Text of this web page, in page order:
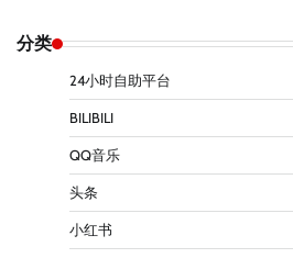
分类
24小时自助平台
BILIBILI
QQ音乐
头条
小红书